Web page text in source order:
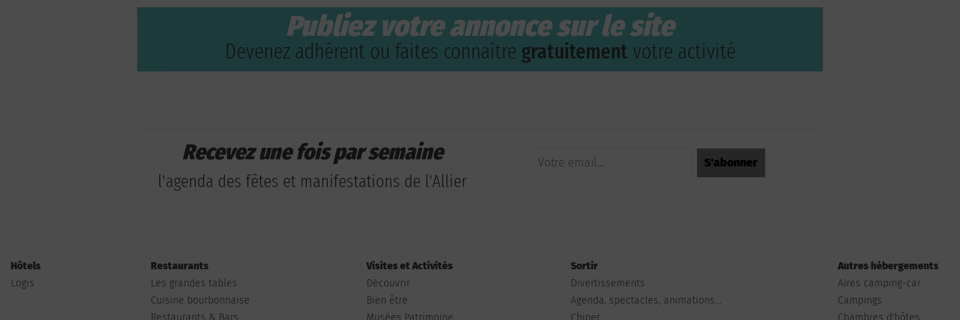
Publiez votre annonce sur le site
Devenez adhérent ou faites connaître gratuitement votre activité
Recevez une fois par semaine
l'agenda des fêtes et manifestations de l'Allier
Hôtels
Logis
Restaurants
Les grandes tables
Cuisine bourbonnaise
Restaurants & Bars
Visites et Activités
Découvrir
Bien être
Musées Patrimoine
Sortir
Divertissements
Agenda, spectacles, animations...
Chiner
Autres hébergements
Aires camping-car
Campings
Chambres d'hôtes